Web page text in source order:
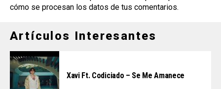
cómo se procesan los datos de tus comentarios.
Artículos Interesantes
Xavi Ft. Codiciado – Se Me Amanece